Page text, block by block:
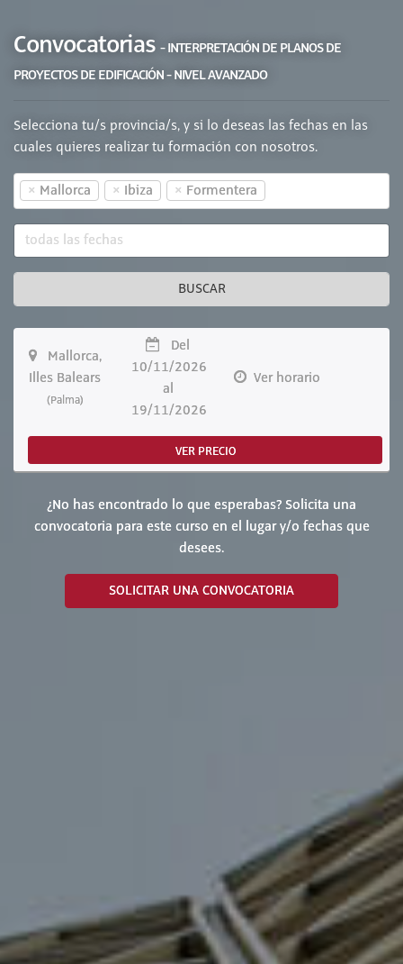
Convocatorias - INTERPRETACIÓN DE PLANOS DE
PROYECTOS DE EDIFICACIÓN - NIVEL AVANZADO
Selecciona tu/s provincia/s, y si lo deseas las fechas en las
cuales quieres realizar tu formación con nosotros.
× Mallorca × Ibiza × Formentera
BUSCAR
Mallorca,
Illes Balears
(Palma)
Del
10/11/2026
al
19/11/2026
Ver horario
VER PRECIO
¿No has encontrado lo que esperabas? Solicita una
convocatoria para este curso en el lugar y/o fechas que
desees.
SOLICITAR UNA CONVOCATORIA